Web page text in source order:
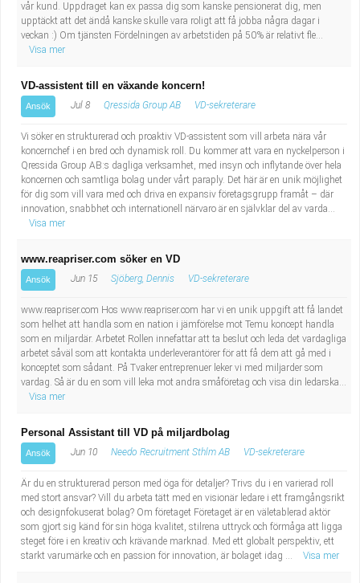
vår kund. Uppdraget kan ex passa dig som kanske pensionerat dig, men
upptäckt att det ändå kanske skulle vara roligt att få jobba några dagar i
veckan :) Om tjänsten Fördelningen av arbetstiden på 50% är relativt fle...
Visa mer
VD-assistent till en växande koncern!
Ansök Jul 8 Qressida Group AB VD-sekreterare
Vi söker en strukturerad och proaktiv VD-assistent som vill arbeta nära vår
koncernchef i en bred och dynamisk roll. Du kommer att vara en nyckelperson i
Qressida Group AB:s dagliga verksamhet, med insyn och inflytande över hela
koncernen och samtliga bolag under vårt paraply. Det här är en unik möjlighet
för dig som vill vara med och driva en expansiv företagsgrupp framåt – där
innovation, snabbhet och internationell närvaro är en självklar del av varda...
Visa mer
www.reapriser.com söker en VD
Ansök Jun 15 Sjöberg, Dennis VD-sekreterare
www.reapriser.com Hos www.reapriser.com har vi en unik uppgift att få landet
som helhet att handla som en nation i jämförelse mot Temu koncept handla
som en miljardär. Arbetet Rollen innefattar att ta beslut och leda det vardagliga
arbetet såväl som att kontakta underleverantörer för att få dem att gå med i
konceptet som sådant. På Tvaker entreprenuer leker vi med miljarder som
vardag. Så är du en som vill leka mot andra småföretag och visa din ledarska...
Visa mer
Personal Assistant till VD på miljardbolag
Ansök Jun 10 Needo Recruitment Sthlm AB VD-sekreterare
Är du en strukturerad person med öga för detaljer? Trivs du i en varierad roll
med stort ansvar? Vill du arbeta tätt med en visionär ledare i ett framgångsrikt
och designfokuserat bolag? Om företaget Företaget är en väletablerad aktör
som gjort sig känd för sin höga kvalitet, stilrena uttryck och förmåga att ligga
steget före i en kreativ och krävande marknad. Med ett globalt perspektiv, ett
starkt varumärke och en passion för innovation, är bolaget idag ...
Visa mer